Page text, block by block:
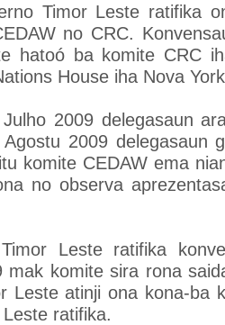
Timor Leste ratifika
no CRC.
hatoó ba komite CRC
House iha Nova
2009 delegasaun
2009 delegasaun
komite CEDAW ema
no observa
Leste ratifika
mak komite sira rona
Leste atinji ona kona-ba
ratifika.